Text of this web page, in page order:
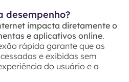
desempenho?
impacta diretamente o
e aplicativos online.
rápida garante que as
e exibidas sem
do usuário e a